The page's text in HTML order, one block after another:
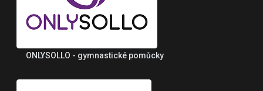
ONLYSOLLO - gymnastické pomůcky